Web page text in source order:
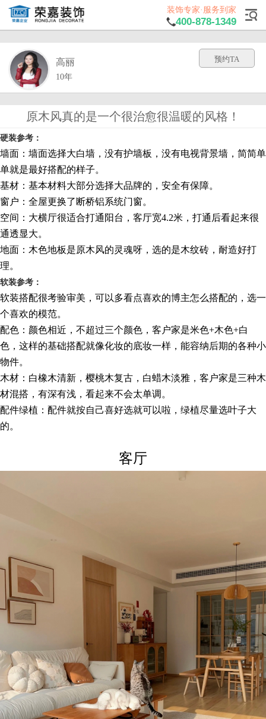
装饰专家·服务到家
400-878-1349
高丽
10年
预约TA
原木风真的是一个很治愈很温暖的风格！
硬装参考：
墙面：墙面选择大白墙，没有护墙板，没有电视背景墙，简简单
单就是最好搭配的样子。
基材：基本材料大部分选择大品牌的，安全有保障。
窗户：全屋更换了断桥铝系统门窗。
空间：大横厅很适合打通阳台，客厅宽4.2米，打通后看起来很
通透显大。
地面：木色地板是原木风的灵魂呀，选的是木纹砖，耐造好打
理。
软装参考：
软装搭配很考验审美，可以多看点喜欢的博主怎么搭配的，选一
个喜欢的模范。
配色：颜色相近，不超过三个颜色，客户家是米色+木色+白
色，这样的基础搭配就像化妆的底妆一样，能容纳后期的各种小
物件。
木材：白橡木清新，樱桃木复古，白蜡木淡雅，客户家是三种木
材混搭，有深有浅，看起来不会太单调。
配件绿植：配件就按自己喜好选就可以啦，绿植尽量选叶子大
的。
客厅